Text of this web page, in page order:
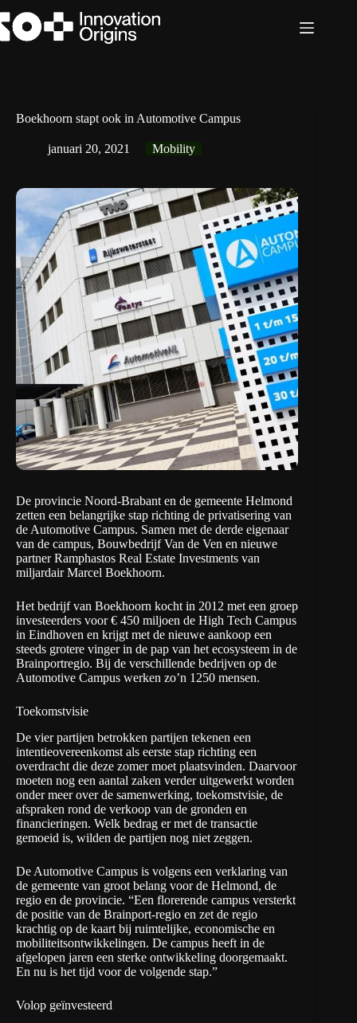
naar
de
Boekhoorn stapt ook in Automotive Campus
januari 20, 2021 Mobility
De provincie Noord-Brabant en de gemeente Helmond
zetten een belangrijke stap richting de privatisering van
de Automotive Campus. Samen met de derde eigenaar
van de campus, Bouwbedrijf Van de Ven en nieuwe
partner Ramphastos Real Estate Investments van
miljardair Marcel Boekhoorn.
Het bedrijf van Boekhoorn kocht in 2012 met een groep
investeerders voor € 450 miljoen de High Tech Campus
in Eindhoven en krijgt met de nieuwe aankoop een
steeds grotere vinger in de pap van het ecosysteem in de
Brainportregio. Bij de verschillende bedrijven op de
Automotive Campus werken zo’n 1250 mensen.
Toekomstvisie
De vier partijen betrokken partijen tekenen een
intentieovereenkomst als eerste stap richting een
overdracht die deze zomer moet plaatsvinden. Daarvoor
moeten nog een aantal zaken verder uitgewerkt worden
onder meer over de samenwerking, toekomstvisie, de
afspraken rond de verkoop van de gronden en
financieringen. Welk bedrag er met de transactie
gemoeid is, wilden de partijen nog niet zeggen.
De Automotive Campus is volgens een verklaring van
de gemeente van groot belang voor de Helmond, de
regio en de provincie. “Een florerende campus versterkt
de positie van de Brainport-regio en zet de regio
krachtig op de kaart bij ruimtelijke, economische en
mobiliteitsontwikkelingen. De campus heeft in de
afgelopen jaren een sterke ontwikkeling doorgemaakt.
En nu is het tijd voor de volgende stap.”
Volop geïnvesteerd